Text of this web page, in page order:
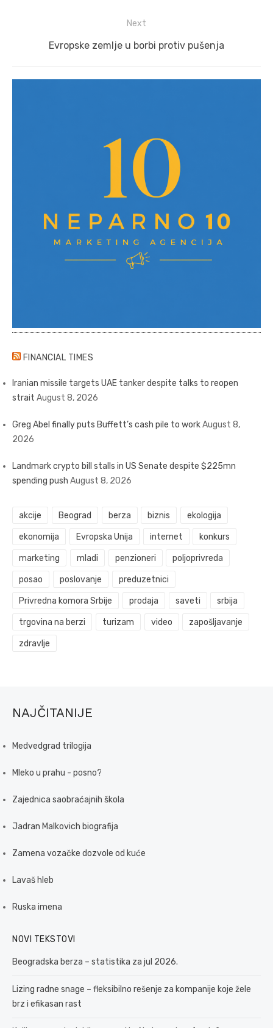
Next
Next
Evropske zemlje u borbi protiv pušenja
FINANCIAL TIMES
Iranian missile targets UAE tanker despite talks to reopen
strait August 8, 2026
Greg Abel finally puts Buffett’s cash pile to workAugust 8,
2026
Landmark crypto bill stalls in US Senate despite $225mn
spending push August 8, 2026
akcije Beograd berza biznis ekologija
ekonomija Evropska Unija internet konkurs
marketing mladi penzioneri poljoprivreda
posao poslovanje preduzetnici
Privredna komora Srbije prodaja saveti srbija
trgovina na berzi turizam video zapošljavanje
zdravlje
NAJČITANIJE
Medvedgrad trilogija
Mleko u prahu - posno?
Zajednica saobraćajnih škola
Jadran Malkovich biografija
Zamena vozačke dozvole od kuće
Lavaš hleb
Ruska imena
NOVI TEKSTOVI
Beogradska berza – statistika za jul 2026.
Lizing radne snage – fleksibilno rešenje za kompanije koje žele
brz i efikasan rast